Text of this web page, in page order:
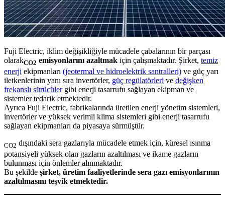
Fuji Electric, iklim değişikliğiyle mücadele çabalarının bir parçası
olarakCO2 emisyonlarını azaltmak için çalışmaktadır. Şirket, temiz
enerji ekipmanları (jeotermal ve hidroelektrik santralleri) ve güç yarı
iletkenlerinin yanı sıra invertörler, güç regülatörleri ve değişken
frekanslı sürücülergibi enerji tasarrufu sağlayan ekipman ve
sistemler tedarik etmektedir.
Ayrıca Fuji Electric, fabrikalarında üretilen enerji yönetim sistemleri,
invertörler ve yüksek verimli klima sistemleri gibi enerji tasarrufu
sağlayan ekipmanları da piyasaya sürmüştür.
CO2 dışındaki sera gazlarıyla mücadele etmek için, küresel ısınma
potansiyeli yüksek olan gazların azaltılması ve ikame gazların
bulunması için önlemler alınmaktadır.
Bu şekilde şirket, üretim faaliyetlerinde sera gazı emisyonlarının
azaltılmasını teşvik etmektedir.